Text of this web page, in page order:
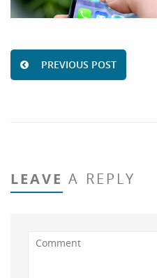
PREVIOUS POST
LEAVE A REPLY